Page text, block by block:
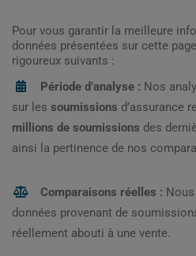
Pour vous garantir la meilleure
données présentées sur cette
rigoureux suivants :
Période d’analyse : Nos
sur les soumissions d’assurance
millions de soumissions des
ainsi la pertinence de nos
Comparaisons réelles :
données provenant de
réellement abouti à une vente.